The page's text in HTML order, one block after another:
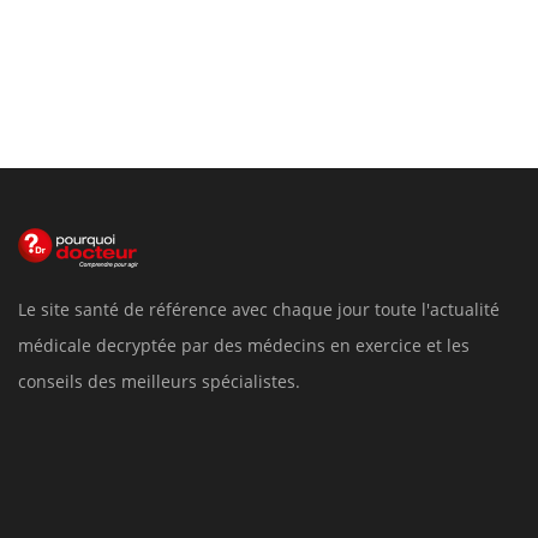
Le site santé de référence avec chaque jour toute l'actualité
médicale decryptée par des médecins en exercice et les
conseils des meilleurs spécialistes.